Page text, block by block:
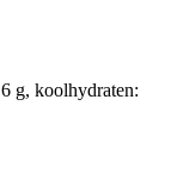
g, koolhydraten: